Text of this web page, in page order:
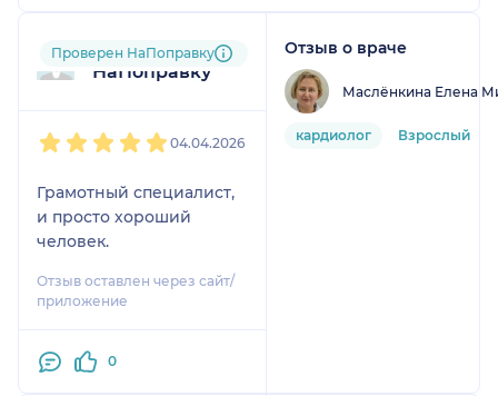
Пользователь
НаПоправку
Проверен НаПоправку
04.04.2026
Грамотный специалист,
и просто хороший
человек.
Отзыв оставлен через сайт/
приложение
0
Отзыв о враче
Маслёнкина Елена
кардиолог Взрослый